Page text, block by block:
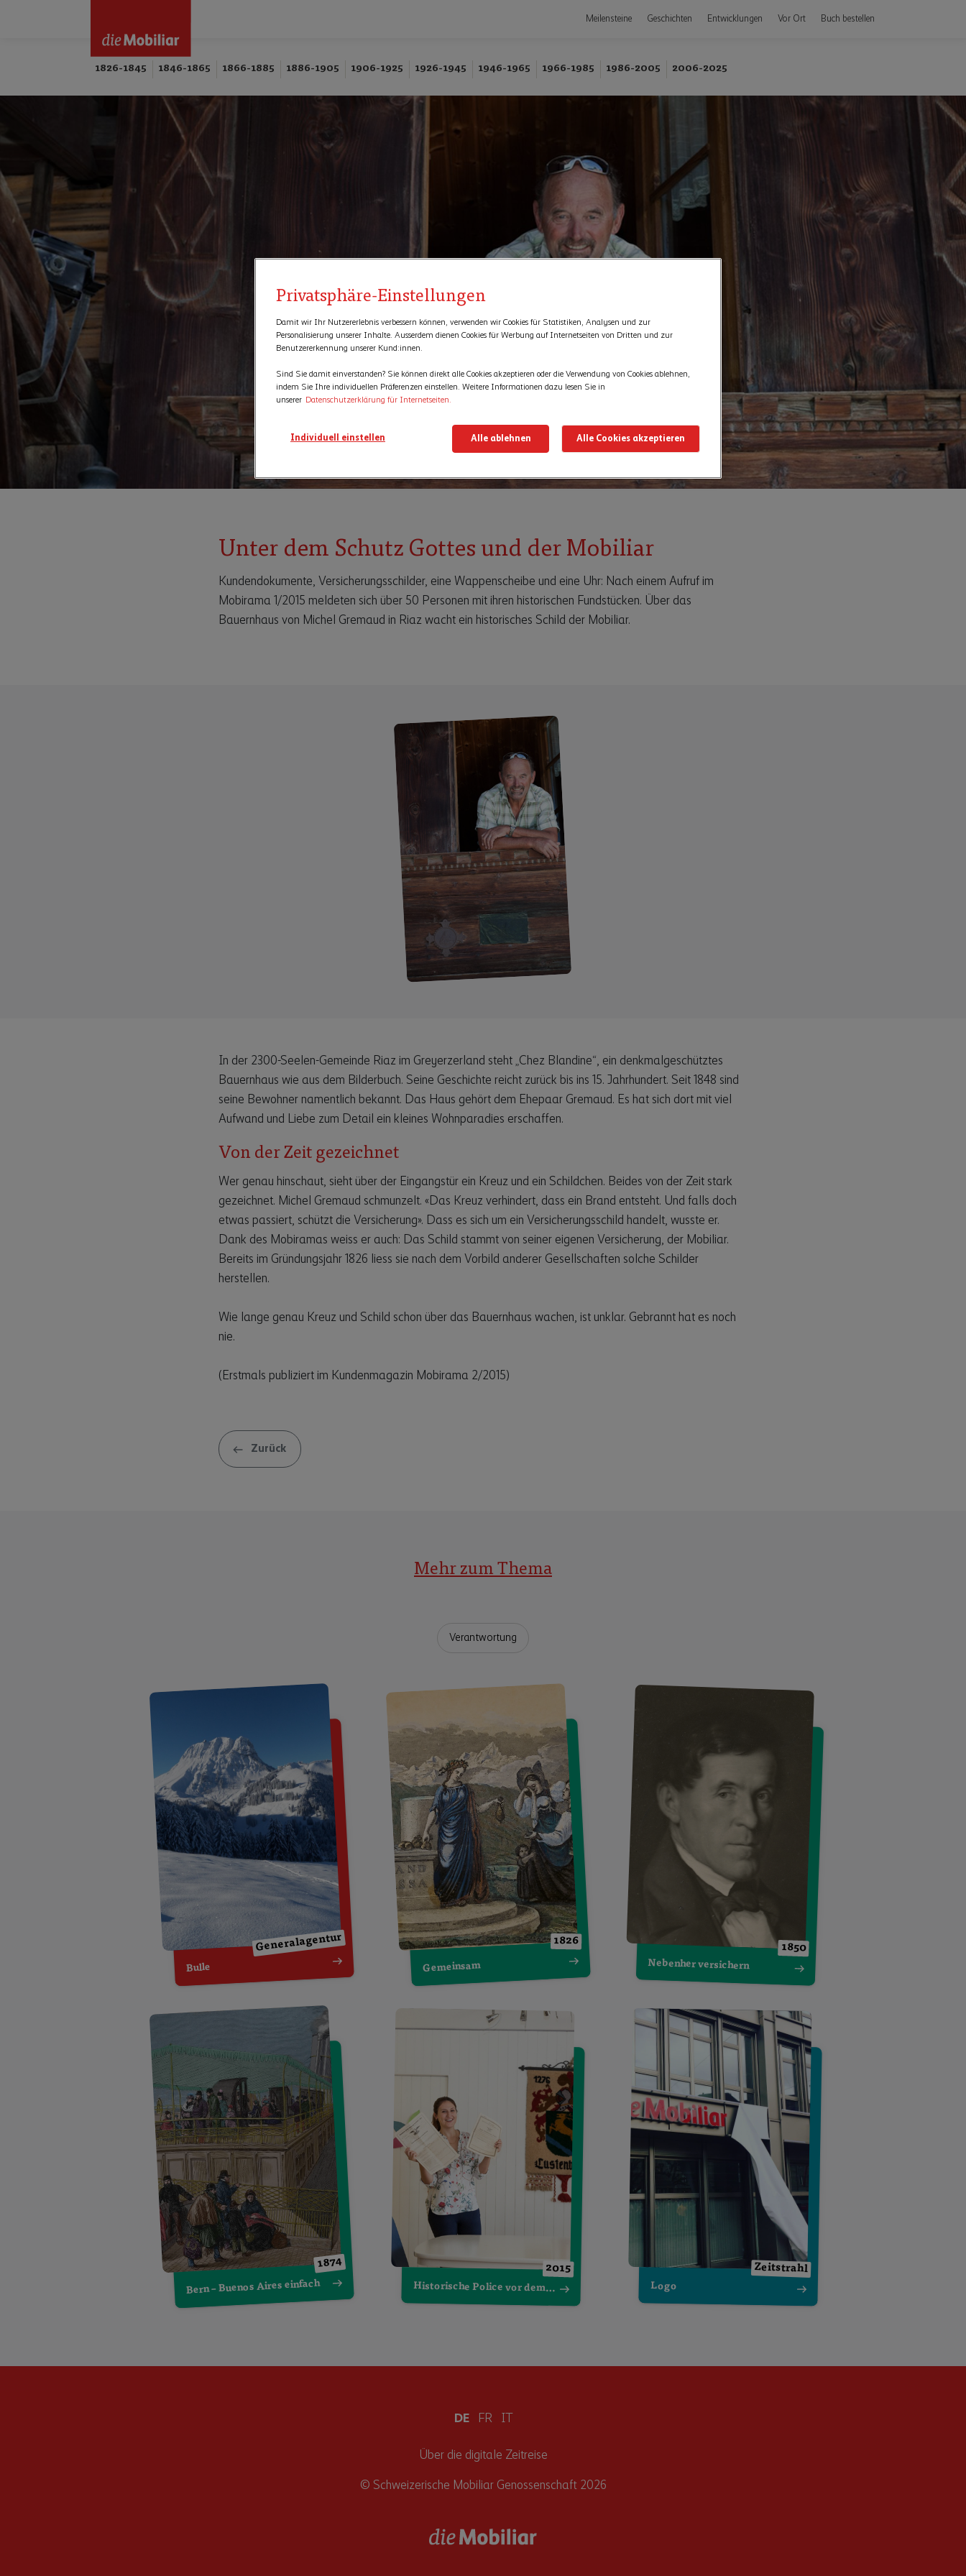
1826-1845 1846-1865 1866-1885 1886-1905 1906-1925 1926-1945 1946-1965 1966-1985 1986-2005 2006-2025
Meilensteine Geschichten Entwicklungen Vor Ort Buch bestellen
Unter dem Schutz Gottes und der Mobiliar
Kundendokumente, Versicherungsschilder, eine Wappenscheibe und eine Uhr: Nach einem Aufruf im
Mobirama 1/2015 meldeten sich über 50 Personen mit ihren historischen Fundstücken. Über das
Bauernhaus von Michel Gremaud in Riaz wacht ein historisches Schild der Mobiliar.
In der 2300-Seelen-Gemeinde Riaz im Greyerzerland steht „Chez Blandine“, ein denkmalgeschütztes
Bauernhaus wie aus dem Bilderbuch. Seine Geschichte reicht zurück bis ins 15. Jahrhundert. Seit 1848 sind
seine Bewohner namentlich bekannt. Das Haus gehört dem Ehepaar Gremaud. Es hat sich dort mit viel
Aufwand und Liebe zum Detail ein kleines Wohnparadies erschaffen.
Von der Zeit gezeichnet
Wer genau hinschaut, sieht über der Eingangstür ein Kreuz und ein Schildchen. Beides von der Zeit stark
gezeichnet. Michel Gremaud schmunzelt. «Das Kreuz verhindert, dass ein Brand entsteht. Und falls doch
etwas passiert, schützt die Versicherung». Dass es sich um ein Versicherungsschild handelt, wusste er.
Dank des Mobiramas weiss er auch: Das Schild stammt von seiner eigenen Versicherung, der Mobiliar.
Bereits im Gründungsjahr 1826 liess sie nach dem Vorbild anderer Gesellschaften solche Schilder
herstellen.
Wie lange genau Kreuz und Schild schon über das Bauernhaus wachen, ist unklar. Gebrannt hat es noch
nie.
(Erstmals publiziert im Kundenmagazin Mobirama 2/2015)
Zurück
Mehr zum Thema
Verantwortung
Bulle
Generalagentur
Gemeinsam
1826
Nebenher versichern
1850
Bern – Buenos Aires einfach
1874
Historische Police vor dem Abfall gerettet
2015
Logo
Zeitstrahl
DE FR IT
Über die digitale Zeitreise
© Schweizerische Mobiliar Genossenschaft 2026
Privatsphäre-Einstellungen
Damit wir Ihr Nutzererlebnis verbessern können, verwenden wir Cookies für Statistiken, Analysen und zur
Personalisierung unserer Inhalte. Ausserdem dienen Cookies für Werbung auf Internetseiten von Dritten und zur
Benutzererkennung unserer Kund:innen.
Sind Sie damit einverstanden? Sie können direkt alle Cookies akzeptieren oder die Verwendung von Cookies ablehnen,
indem Sie Ihre individuellen Präferenzen einstellen. Weitere Informationen dazu lesen Sie in
unserer Datenschutzerklärung für Internetseiten.
Individuell einstellen Alle ablehnen Alle Cookies akzeptieren